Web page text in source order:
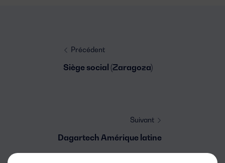
Précédent
Siège social (Zaragoza)
Suivant
Dagartech Amérique latine